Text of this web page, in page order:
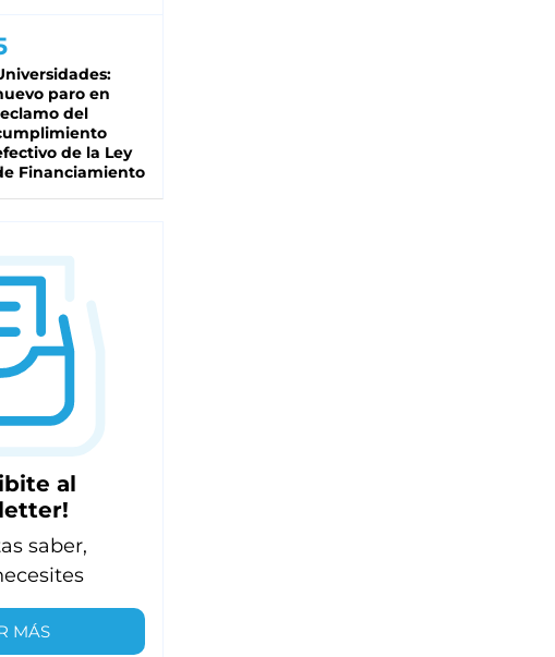
paro en
del
de la Ley
Financiamiento
al
saber,
MÁS